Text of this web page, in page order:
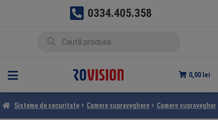
0334.405.358
0,00 lei
Sisteme de securitate Camere supraveghere Camere